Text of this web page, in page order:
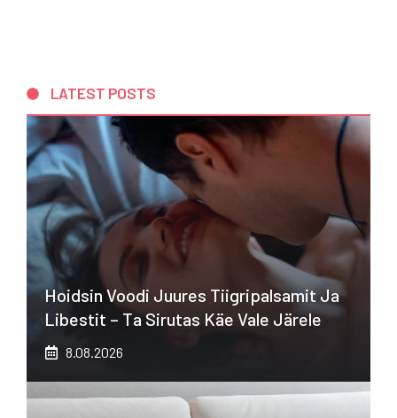
LATEST POSTS
Hoidsin Voodi Juures Tiigripalsamit Ja
Libestit – Ta Sirutas Käe Vale Järele
8.08.2026